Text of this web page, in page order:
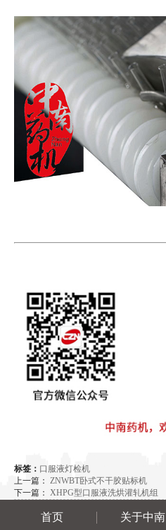
标签： 口服液灯检机
上一篇： ZNWBT卧式不干胶贴标机
下一篇： XHPG型口服液洗烘灌轧机组
首页 关于中南